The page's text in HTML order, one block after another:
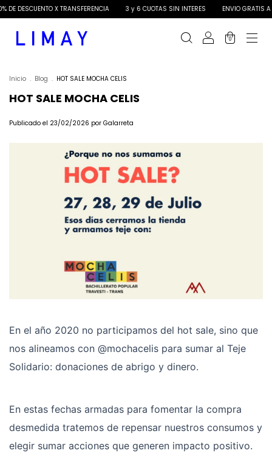
DE DESCUENTO X TRANSFERENCIA 3 y 6 CUOTAS SIN INTERES ENVIO GRATIS
0
Inicio . Blog . HOT SALE MOCHA CELIS
HOT SALE MOCHA CELIS
Publicado el 23/02/2026 por Galarreta
En el año 2020 no participamos del hot sale, sino que
nos alineamos con @mochacelis para sumar al Teje
Solidario: donaciones de abrigo y dinero.
En estas fechas armadas para fomentar la compra
desmedida tratemos de repensar nuestros consumos y
elegir sumar acciones que generen impacto positivo.